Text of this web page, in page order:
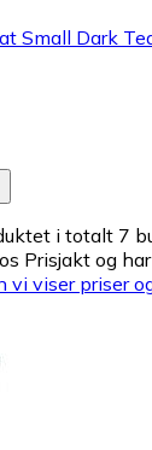
Small Dark
i totalt 7
Prisjakt og
vi viser priser